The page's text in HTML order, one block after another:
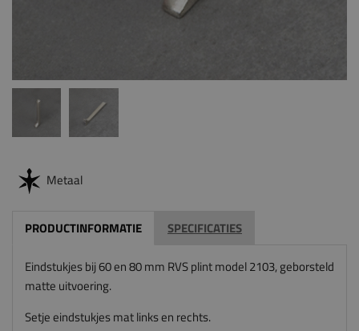
Metaal
PRODUCTINFORMATIE SPECIFICATIES
Eindstukjes bij 60 en 80 mm RVS plint model 2103, geborsteld
matte uitvoering.
Setje eindstukjes mat links en rechts.